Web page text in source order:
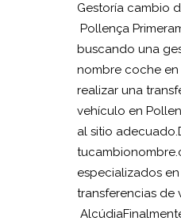
Gestoría cambio
Pollença
buscando una
nombre coche
realizar una
vehículo en
al sitio
especializados
transferencias de